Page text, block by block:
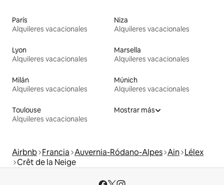
París
Alquileres vacacionales
Niza
Alquileres vacacionales
Lyon
Alquileres vacacionales
Marsella
Alquileres vacacionales
Milán
Alquileres vacacionales
Múnich
Alquileres vacacionales
Toulouse
Alquileres vacacionales
Mostrar más
Airbnb Francia Auvernia-Ródano-Alpes Ain Lélex
Crêt de la Neige